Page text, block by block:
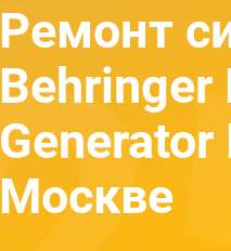
Ремонт
Behringer
Москве